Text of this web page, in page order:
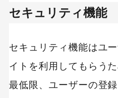
セキュリティ機能
セキュリティ機能はユ
イトを利用してもらう
最低限、ユーザーの登